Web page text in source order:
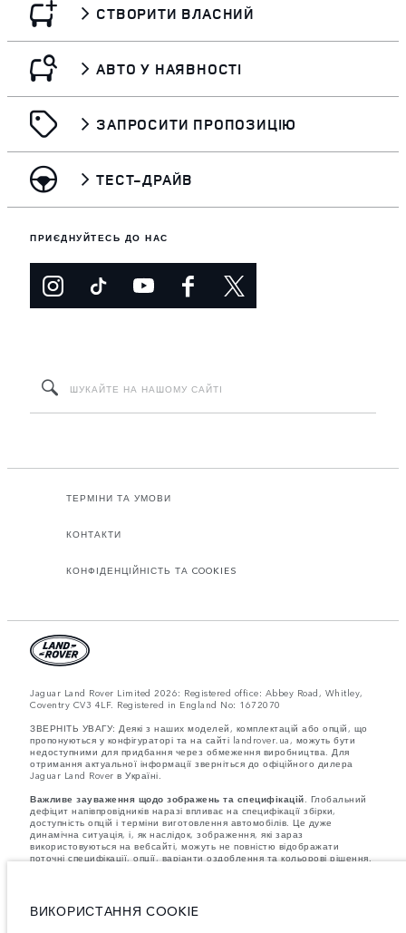
СТВОРИТИ ВЛАСНИЙ
АВТО У НАЯВНОСТІ
ЗАПРОСИТИ ПРОПОЗИЦІЮ
ТЕСТ-ДРАЙВ
ПРИЄДНУЙТЕСЬ ДО НАС
ТЕРМІНИ ТА УМОВИ
КОНТАКТИ
КОНФІДЕНЦІЙНІСТЬ ТА COOKIES
Jaguar Land Rover Limited 2026: Registered office: Abbey Road, Whitley,
Coventry CV3 4LF. Registered in England No: 1672070
ЗВЕРНІТЬ УВАГУ: Деякі з наших моделей, комплектацій або опцій, що
пропонуються у конфігураторі та на сайті landrover.ua, можуть бути
недоступними для придбання через обмеження виробництва. Для
отримання актуальної інформації зверніться до офіційного дилера
Jaguar Land Rover в Україні.
Важливе зауваження щодо зображень та специфікацій. Глобальний
дефіцит напівпровідників наразі впливає на специфікації збірки,
доступність опцій і терміни виготовлення автомобілів. Це дуже
динамічна ситуація, і, як наслідок, зображення, які зараз
використовуються на вебсайті, можуть не повністю відображати
поточні специфікації, опції, варіанти оздоблення та кольорові рішення.
Аксесуари та інші елементи, встановлені після виробництва, можуть
впливати на вантажопідйомність. Під час завантаження автомобіля
ВИКОРИСТАННЯ COOKIE